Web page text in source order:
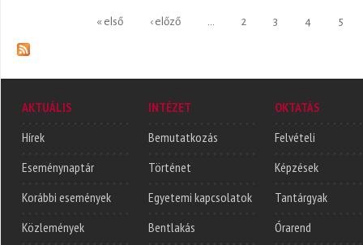
« első ‹ előző 2 3 4 5
AKTUÁLIS
Hírek
Eseménynaptár
Korábbi események
Közlemények
INTÉZET
Bemutatkozás
Történet
Egyetemi kapcsolatok
Bentlakás
OKTATÁS
Felvételi
Képzések
Tantárgyak
Órarend